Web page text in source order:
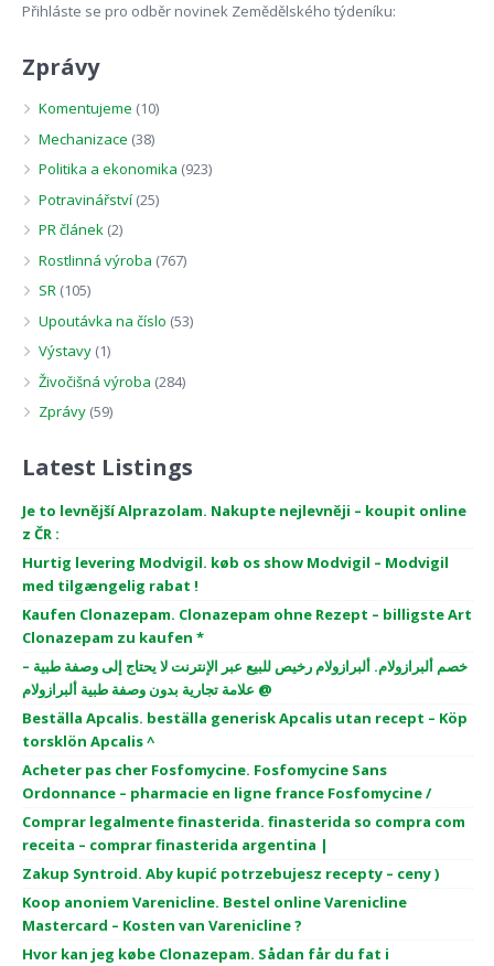
Přihláste se pro odběr novinek Zemědělského týdeníku:
Zprávy
Komentujeme (10)
Mechanizace (38)
Politika a ekonomika (923)
Potravinářství (25)
PR článek (2)
Rostlinná výroba (767)
SR (105)
Upoutávka na číslo (53)
Výstavy (1)
Živočišná výroba (284)
Zprávy (59)
Latest Listings
Je to levnější Alprazolam. Nakupte nejlevněji – koupit online
z ČR :
Hurtig levering Modvigil. køb os show Modvigil – Modvigil
med tilgængelig rabat !
Kaufen Clonazepam. Clonazepam ohne Rezept – billigste Art
Clonazepam zu kaufen *
خصم ألبرازولام. ألبرازولام رخيص للبيع عبر الإنترنت لا يحتاج إلى وصفة طبية –
علامة تجارية بدون وصفة طبية ألبرازولام @
Beställa Apcalis. beställa generisk Apcalis utan recept – Köp
torsklön Apcalis ^
Acheter pas cher Fosfomycine. Fosfomycine Sans
Ordonnance – pharmacie en ligne france Fosfomycine /
Comprar legalmente finasterida. finasterida so compra com
receita – comprar finasterida argentina |
Zakup Syntroid. Aby kupić potrzebujesz recepty – ceny )
Koop anoniem Varenicline. Bestel online Varenicline
Mastercard – Kosten van Varenicline ?
Hvor kan jeg købe Clonazepam. Sådan får du fat i